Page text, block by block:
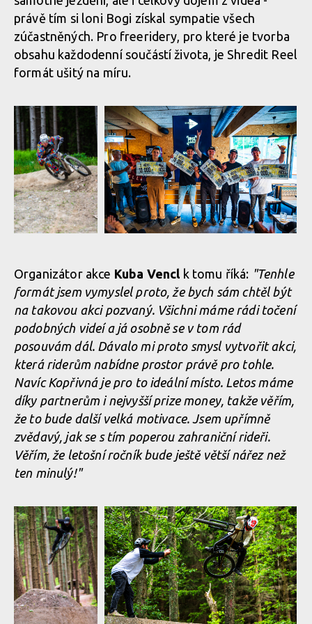
Pozvánka: Shredit Reel 2026
- 13. června v Bikeparku
Kopřivná
Pozvánka: Shredit Reel 2026
- 13. června v Bikeparku
Pozvánka:
Shredit Reel
v Bikeparku
Kopřivná
Pozvánka:
Shredit Reel
v Bikeparku
Kopřivná
Pozvánka:
Shredit Reel
2026 - 13.
června
Kopřivná
Pozvánka: Shredit Reel 2026 - 13. června
v Bikeparku Kopřivná
Pozvánka: Shredit Reel 2026 - 13. června
v Bikeparku Kopřivná
právě tím si loni Bogi získal sympatie všech
zúčastněných. Pro freeridery, pro které je tvorba
obsahu každodenní součástí života, je Shredit Reel
formát ušitý na míru.
2026 - 13.
června
v Bikeparku
Kopřivná
Pozvánka:
Shredit Reel
2026 - 13.
června
v Bikeparku
Kopřivná
Pozvánka:
Shredit Reel
2026 - 13.
června
v Bikeparku
Pozvánka: Shredit Reel 2026 - 13. června
v Bikeparku Kopřivná
Pozvánka: Shredit Reel 2026 - 13. června
v Bikeparku Kopřivná
Pozvánka: Shredit Reel 2026 - 13. června
Organizátor akce Kuba Vencl k tomu říká: "Tenhle
formát jsem vymyslel proto, že bych sám chtěl být
na takovou akci pozvaný. Všichni máme rádi točení
podobných videí a já osobně se v tom rád
posouvám dál. Dávalo mi proto smysl vytvořit akci,
která riderům nabídne prostor právě pro tohle.
Navíc Kopřivná je pro to ideální místo. Letos máme
díky partnerům i nejvyšší prize money, takže věřím,
že to bude další velká motivace. Jsem upřímně
zvědavý, jak se s tím poperou zahraniční rideři.
Věřím, že letošní ročník bude ještě větší nářez než
ten minulý!"